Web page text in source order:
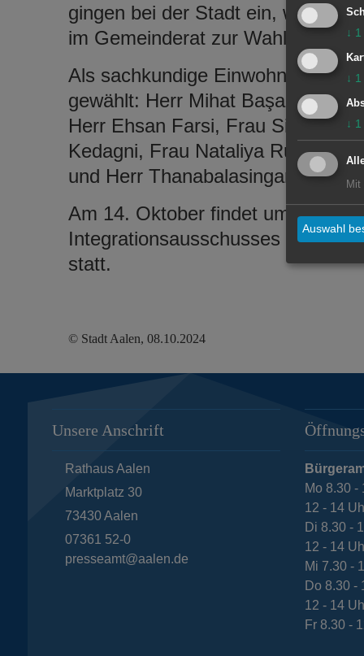
gingen bei der Stadt ein, wovon
im Gemeinderat zur Wahl gestellt
Als sachkundige Einwohnerinnen
gewählt: Herr Mihat Başaran,
Herr Ehsan Farsi, Frau Sibel
Kedagni, Frau Nataliya Rud, Herr
und Herr Thanabalasingam
Am 14. Oktober findet um 17 Uhr
Integrationsausschusses im
statt.
© Stadt Aalen, 08.10.2024
Unsere Anschrift
Rathaus Aalen
Marktplatz 30
73430 Aalen
07361 52-0
presseamt@aalen.de
Mo 8.30 -
12 - 14
Di 8.30 -
12 - 14
Mi 7.30 -
Do 8.30 -
12 - 14
Fr 8.30 -
↓ 1
↓ 1
↓ 1
Mit
Auswahl